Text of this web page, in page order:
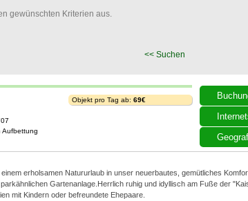
gewünschten Kriterien aus.
<< Suchen
Aufbettung
Objekt pro Tag ab: 69€
erholsamen Natururlaub in unser neuerbautes, gemütliches
Gartenanlage.Herrlich ruhig und idyllisch am Fuße der
mit Kindern oder befreundete Ehepaare.